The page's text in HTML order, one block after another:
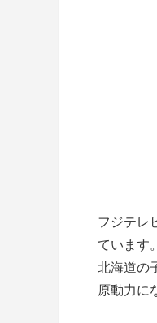
フジテレ
ています。
北海道の
原動力に